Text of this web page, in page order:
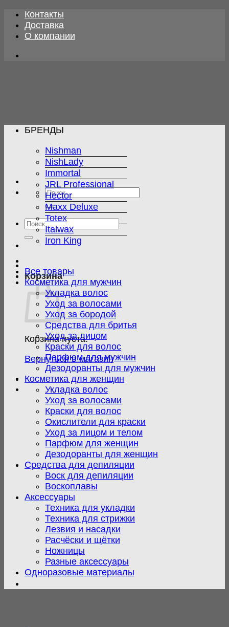
Skip
content
Контакты
Доставка
О компании
Искать:
Искать:
Корзина
Корзина пуста.
Вернуться в магазин
БРЕНДЫ
Nishman
NishLady
Immortal
JRL Professional
Hector
Maxx Deluxe
Totex
Italwax
Iron King
Все товары
Косметика для мужчин
Укладка волос
Уход за волосами
Уход за бородой
Средства для бритья
Уход за лицом
Краски для волос
Парфюм для мужчин
Дезодоранты для мужчин
Косметика для женщин
Укладка волос
Уход за волосами
Краски для волос
Окислители для краски
Уход за лицом и телом
Парфюм для женщин
Дезодоранты для женщин
Средства для депиляции
Воск для депиляции
Воскоплавы
Аксессуары
Техника для укладки
Техника для стрижки
Лезвия и насадки
Расчёски и щётки
Ножницы
Разные аксессуары
Одноразовые материалы